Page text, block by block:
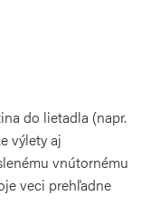
do lietadla (napr.
výlety aj
vnútornému
veci prehľadne